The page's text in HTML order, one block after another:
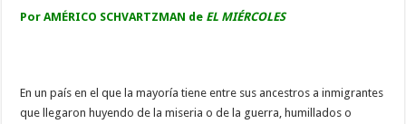
Por AMÉRICO SCHVARTZMAN de EL MIÉRCOLES
En un país en el que la mayoría tiene entre sus ancestros a inmigrantes
que llegaron huyendo de la miseria o de la guerra, humillados o